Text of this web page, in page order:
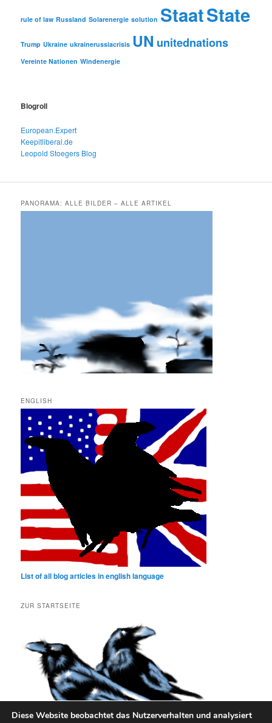
rule of law Russland Solarenergie solution StaatState
Trump Ukraine ukrainerussiacrisis UN unitednations
Vereinte Nationen Windenergie
Blogroll
European.Expert
Keepitliberal.de
Leopold Stoegers Blog
PANORAMA: ALLE BILDER – ALLE ARTIKEL
ENGLISH
List of all blog articles in english language
ZUR STARTSEITE
Diese Website beobachtet das Nutzerverhalten und analysiert